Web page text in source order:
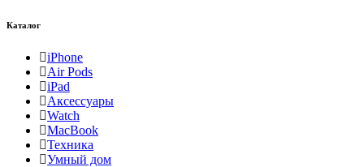
Каталог
iPhone
Air Pods
iPad
Аксессуары
Watch
MacBook
Техника
Умный дом